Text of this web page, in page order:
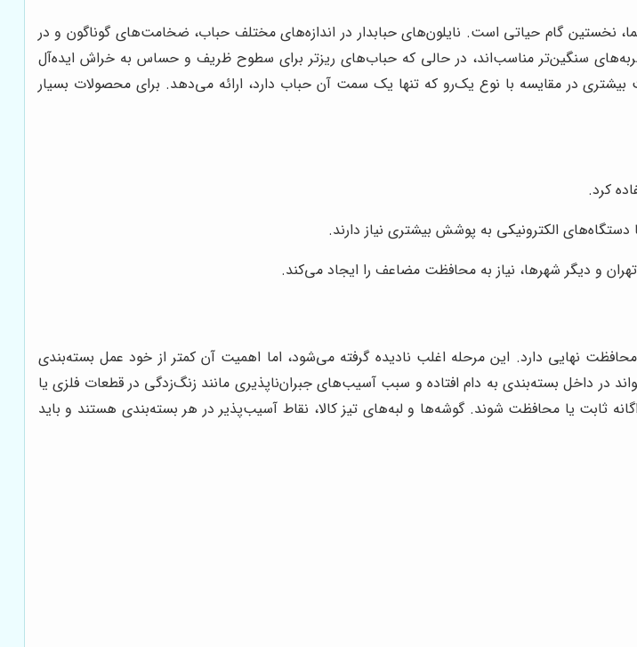
نخستین گام حیاتی است. نایلون‌های حبابدار در اندازه‌های مختلف حباب، ضخامت‌های گوناگون و در
سنگین‌تر مناسب‌اند، در حالی که حباب‌های ریزتر برای سطوح ظریف و حساس به خراش ایده‌آل
در مقایسه با نوع یک‌رو که تنها یک سمت آن حباب دارد، ارائه می‌دهد. برای محصولات بسیار
کرد.
الکترونیکی به پوشش بیشتری نیاز دارند.
و دیگر شهرها، نیاز به محافظت مضاعف را ایجاد می‌کند.
نهایی دارد. این مرحله اغلب نادیده گرفته می‌شود، اما اهمیت آن کمتر از خود عمل بسته‌بندی
در داخل بسته‌بندی به دام افتاده و سبب آسیب‌های جبران‌ناپذیری مانند زنگ‌زدگی در قطعات فلزی یا
ثابت یا محافظت شوند. گوشه‌ها و لبه‌های تیز کالا، نقاط آسیب‌پذیر در هر بسته‌بندی هستند و باید